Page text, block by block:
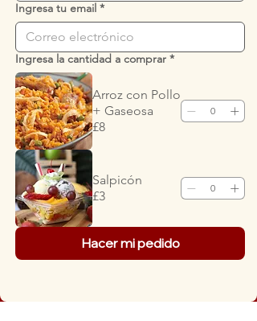
Ingresa tu email *
Ingresa la cantidad a comprar *
Arroz con Pollo
+ Gaseosa
£8
Salpicón
£3
Hacer mi pedido